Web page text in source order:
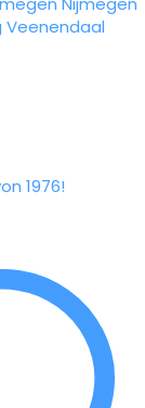
Veenendaal
1976!